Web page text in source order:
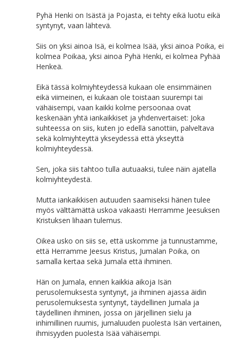
Pyhä Henki on Isästä ja Pojasta, ei tehty eikä luotu eikä
syntynyt, vaan lähtevä.
Siis on yksi ainoa Isä, ei kolmea Isää, yksi ainoa Poika, ei
kolmea Poikaa, yksi ainoa Pyhä Henki, ei kolmea Pyhää
Henkeä.
Eikä tässä kolmiyhteydessä kukaan ole ensimmäinen
eikä viimeinen, ei kukaan ole toistaan suurempi tai
vähäisempi, vaan kaikki kolme persoonaa ovat
keskenään yhtä iankaikkiset ja yhdenvertaiset: Joka
suhteessa on siis, kuten jo edellä sanottiin, palveltava
sekä kolmiyhteyttä ykseydessä että ykseyttä
kolmiyhteydessä.
Sen, joka siis tahtoo tulla autuaaksi, tulee näin ajatella
kolmiyhteydestä.
Mutta iankaikkisen autuuden saamiseksi hänen tulee
myös välttämättä uskoa vakaasti Herramme Jeesuksen
Kristuksen lihaan tulemus.
Oikea usko on siis se, että uskomme ja tunnustamme,
että Herramme Jeesus Kristus, Jumalan Poika, on
samalla kertaa sekä Jumala että ihminen.
Hän on Jumala, ennen kaikkia aikoja Isän
perusolemuksesta syntynyt, ja ihminen ajassa äidin
perusolemuksesta syntynyt, täydellinen Jumala ja
täydellinen ihminen, jossa on järjellinen sielu ja
inhimillinen ruumis, jumaluuden puolesta Isän vertainen,
ihmisyyden puolesta Isää vähäisempi.